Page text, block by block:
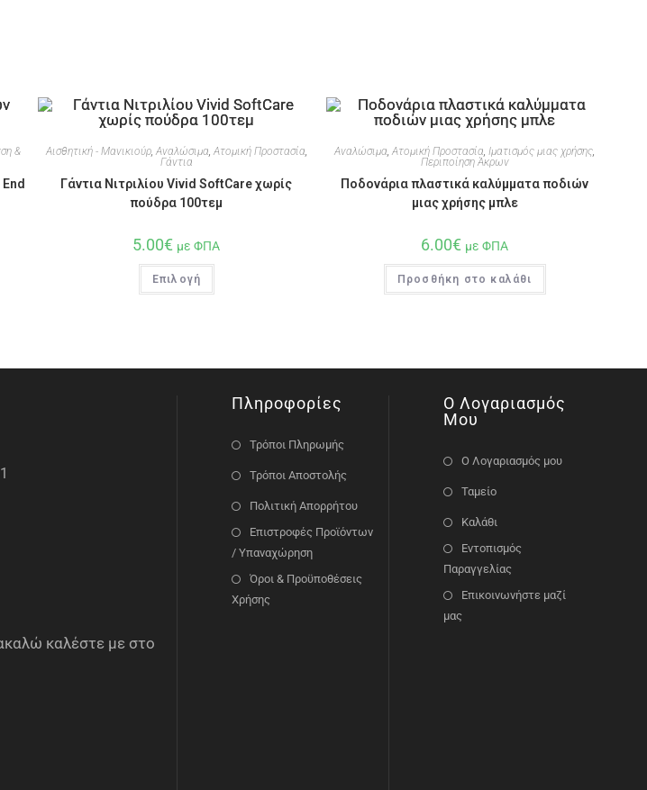
&
Αισθητική - Μανικιούρ, Αναλώσιμα Ατομική Προστασία
Γάντια
Γάντια Νιτριλίου Vivid SoftCare χωρίς
πούδρα 100τεμ
5.00€ με ΦΠΑ
Επιλογή
Αναλώσιμα ,Ατομική Προστασία Ιματισμός μιας χρήσης
Περιποίηση Άκρων
Ποδονάρια πλαστικά καλύμματα ποδιών
μιας χρήσης μπλε
6.00€ με ΦΠΑ
Προσθήκη στο καλάθι
καλέστε με στο
Πληροφορίες
Τρόποι Πληρωμής
Τρόποι Αποστολής
Πολιτική Απορρήτου
Επιστροφές Προϊόντων
/ Υπαναχώρηση
Όροι & Προϋποθέσεις
Χρήσης
Ο Λογαριασμός
Μου
Ο Λογαριασμός μου
Ταμείο
Καλάθι
Εντοπισμός
Παραγγελίας
Επικοινωνήστε μαζί
μας